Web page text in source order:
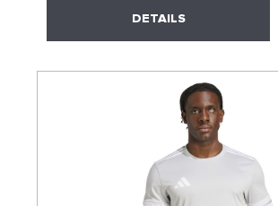
DETAILS